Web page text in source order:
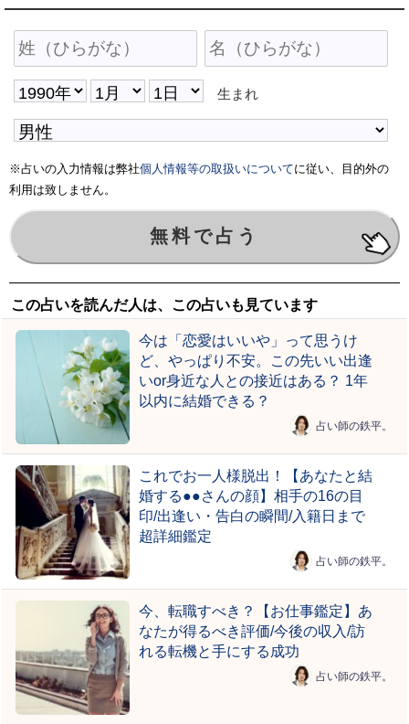
生まれ
※占いの入力情報は弊社個人情報等の取扱いについてに従い、目的外の
利用は致しません。
この占いを読んだ人は、この占いも見ています
今は「恋愛はいいや」って思うけ
ど、やっぱり不安。この先いい出逢
いor身近な人との接近はある？ 1年
以内に結婚できる？
占い師の鉄平。
これでお一人様脱出！【あなたと結
婚する●●さんの顔】相手の16の目
印/出逢い・告白の瞬間/入籍日まで
超詳細鑑定
占い師の鉄平。
今、転職すべき？【お仕事鑑定】あ
なたが得るべき評価/今後の収入/訪
れる転機と手にする成功
占い師の鉄平。